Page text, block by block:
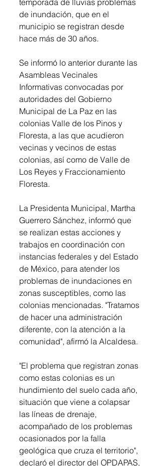
temporada de lluvias problemas
de inundación, que en el
municipio se registran desde
hace más de 30 años.
Se informó lo anterior durante las
Asambleas Vecinales
Informativas convocadas por
autoridades del Gobierno
Municipal de La Paz en las
colonias Valle de los Pinos y
Floresta, a las que acudieron
vecinas y vecinos de estas
colonias, así como de Valle de
Los Reyes y Fraccionamiento
Floresta.
La Presidenta Municipal, Martha
Guerrero Sánchez, informó que
se realizan estas acciones y
trabajos en coordinación con
instancias federales y del Estado
de México, para atender los
problemas de inundaciones en
zonas susceptibles, como las
colonias mencionadas. "Tratamos
de hacer una administración
diferente, con la atención a la
comunidad", afirmó la Alcaldesa.
"El problema que registran zonas
como estas colonias es un
hundimiento del suelo cada año,
situación que viene a colapsar
las líneas de drenaje,
acompañado de los problemas
ocasionados por la falla
geológica que cruza el territorio",
declaró el director del OPDAPAS,